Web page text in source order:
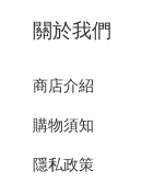
關於我們
商店介紹
購物須知
隱私政策